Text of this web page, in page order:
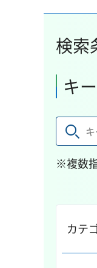
検索
キ
※複数
カテ